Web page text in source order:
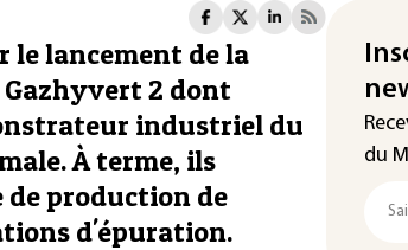
le lancement de la
2 dont
industriel du
À terme, ils
production de
d'épuration.
du